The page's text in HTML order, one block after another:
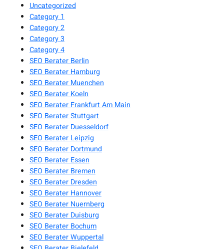
Uncategorized
Category 1
Category 2
Category 3
Category 4
SEO Berater Berlin
SEO Berater Hamburg
SEO Berater Muenchen
SEO Berater Koeln
SEO Berater Frankfurt Am Main
SEO Berater Stuttgart
SEO Berater Duesseldorf
SEO Berater Leipzig
SEO Berater Dortmund
SEO Berater Essen
SEO Berater Bremen
SEO Berater Dresden
SEO Berater Hannover
SEO Berater Nuernberg
SEO Berater Duisburg
SEO Berater Bochum
SEO Berater Wuppertal